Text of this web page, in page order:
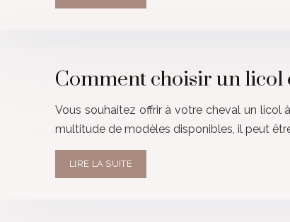
Comment choisir un licol
Vous souhaitez offrir à votre cheval un
multitude de modèles disponibles, il peut
LIRE LA SUITE